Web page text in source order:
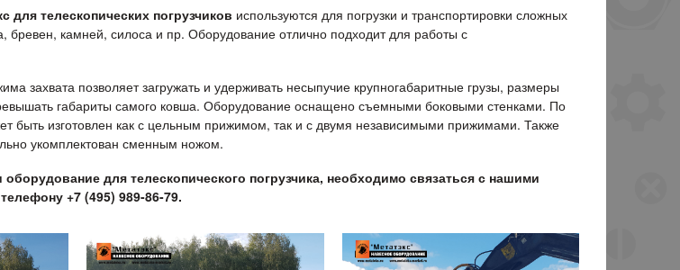
телескопических погрузчиков используются для погрузки и транспортировки сложных
бревен, камней, силоса и пр. Оборудование отлично подходит для работы с
захвата позволяет загружать и удерживать несыпучие крупногабаритные грузы, размеры
габариты самого ковша. Оборудование оснащено съемными боковыми стенками. По
быть изготовлен как с цельным прижимом, так и с двумя независимыми прижимами. Также
укомплектован сменным ножом.
для телескопического погрузчика, необходимо связаться с нашими
+7 (495) 989-86-79.